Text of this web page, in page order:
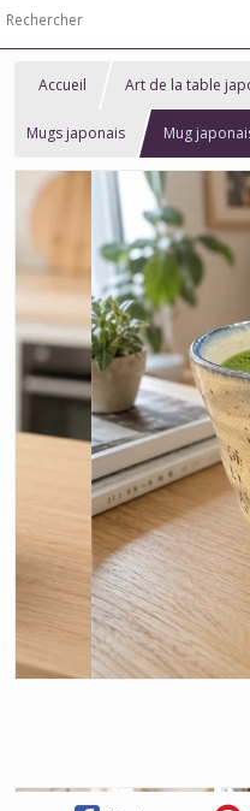
Accueil Art de la table
Mugs japonais Mug